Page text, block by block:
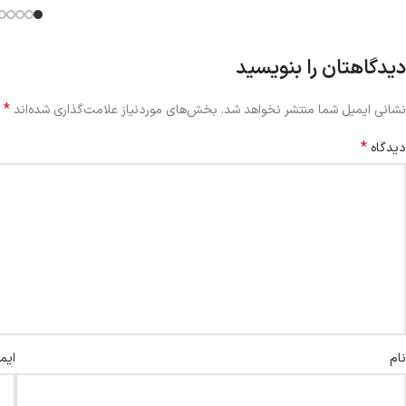
دیدگاهتان را بنویسید
نشانی ایمیل شما منتشر نخواهد شد. بخش‌های موردنیاز علامت‌گذاری شده‌اند*
دیدگاه *
نام